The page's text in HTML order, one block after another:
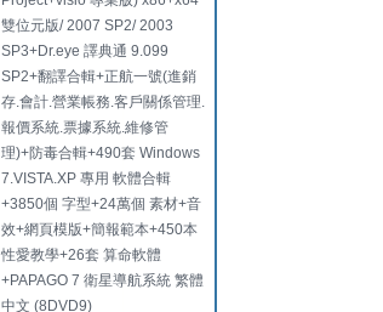
雙位元版/ 2007 SP2/ 2003
SP3+Dr.eye 譯典通 9.099
SP2+翻譯合輯+正航一號(進銷
存.會計.營業帳務.客戶關係管理.
報價系統.票據系統.維修管
理)+防毒合輯+490套 Windows
7.VISTA.XP 專用 軟體合輯
+3850個 字型+24萬個 素材+音
效+網頁模版+簡報範本+450本
性愛教學+26套 算命軟體
+PAPAGO 7 衛星導航系統 繁體
中文 (8DVD9)